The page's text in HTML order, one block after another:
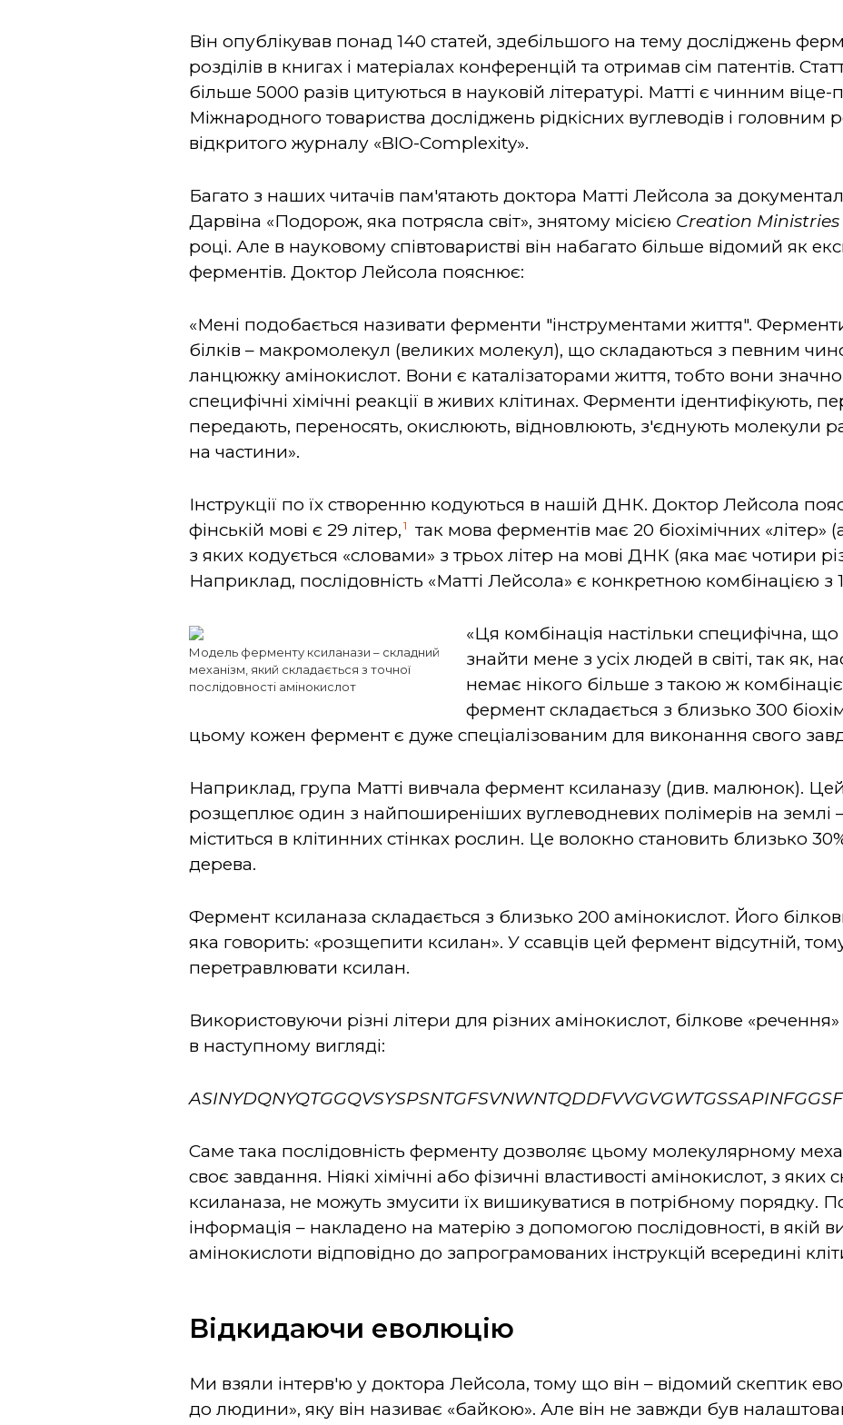
Він опублікував понад 140 статей, здебільшого на тему досліджень
розділів в книгах і матеріалах конференцій та отримав сім патентів.
більше 5000 разів цитуються в науковій літературі. Матті є чинним
Міжнародного товариства досліджень рідкісних вуглеводів і головним
відкритого журналу «BIO-Complexity».
Багато з наших читачів пам'ятають доктора Матті Лейсола за
Дарвіна «Подорож, яка потрясла світ», знятому місією Creation
році. Але в науковому співтоваристві він набагато більше відомий як
ферментів. Доктор Лейсола пояснює:
«Мені подобається називати ферменти "інструментами життя".
білків – макромолекул (великих молекул), що складаються з певним
ланцюжку амінокислот. Вони є каталізаторами життя, тобто вони
специфічні хімічні реакції в живих клітинах. Ферменти ідентифікують,
передають, переносять, окислюють, відновлюють, з'єднують молекули
на частини».
Інструкції по їх створенню кодуються в нашій ДНК. Доктор Лейсола
фінській мові є 29 літер, 1
так мова ферментів має 20 біохімічних «літер»
з яких кодується «словами» з трьох літер на мові ДНК (яка має чотири
Наприклад, послідовність «Матті Лейсола» є конкретною комбінацією з
Модель ферменту ксиланази – складний
механізм, який складається з точної
послідовності амінокислот
«Ця комбінація настільки специфічна,
знайти мене з усіх людей в світі, так як,
немає нікого більше з такою ж
фермент складається з близько 300
цьому кожен фермент є дуже спеціалізованим для виконання свого
Наприклад, група Матті вивчала фермент ксиланазу (див. малюнок).
розщеплює один з найпоширеніших вуглеводневих полімерів на землі
міститься в клітинних стінках рослин. Це волокно становить близько
дерева.
Фермент ксиланаза складається з близько 200 амінокислот. Його
яка говорить: «розщепити ксилан». У ссавців цей фермент відсутній,
перетравлювати ксилан.
Використовуючи різні літери для різних амінокислот, білкове
в наступному вигляді:
Саме така послідовність ферменту дозволяє цьому молекулярному
своє завдання. Ніякі хімічні або фізичні властивості амінокислот, з яких
ксиланаза, не можуть змусити їх вишикуватися в потрібному порядку.
інформація – накладено на матерію з допомогою послідовності, в якій
амінокислоти відповідно до запрограмованих інструкцій всередині
Відкидаючи еволюцію
Ми взяли інтерв'ю у доктора Лейсола, тому що він – відомий скептик
до людини», яку він називає «байкою». Але він не завжди був